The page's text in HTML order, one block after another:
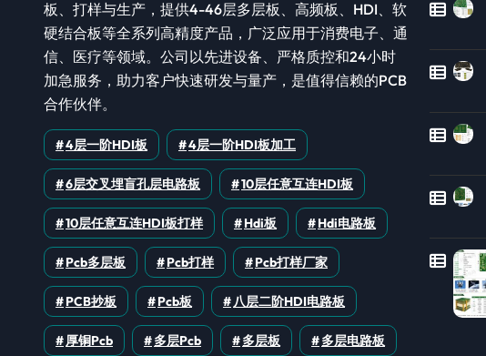
板、打样与生产，提供4-46层多层板、高频板、HDI、软
硬结合板等全系列高精度产品，广泛应用于消费电子、通
信、医疗等领域。公司以先进设备、严格质控和24小时
加急服务，助力客户快速研发与量产，是值得信赖的PCB
合作伙伴。
4层一阶HDI板 4层一阶HDI板加工
6层交叉埋盲孔层电路板 10层任意互连HDI板
10层任意互连HDI板打样 Hdi板 Hdi电路板
Pcb多层板 Pcb打样 Pcb打样厂家
PCB抄板 Pcb板 八层二阶HDI电路板
厚铜pcb 多层pcb 多层板 多层电路板